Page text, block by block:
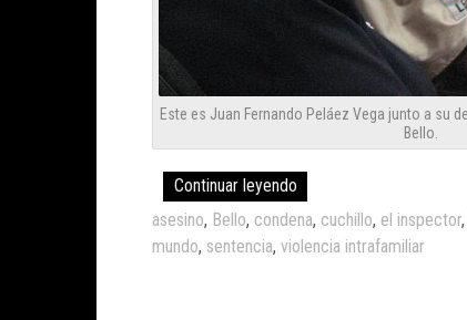
Este es Juan Fernando Peláez Vega junto a su
Bello.
Continuar leyendo
asesino, Bello, condena, cuchillo, el inspector,
mundo, sentencia, violencia intrafamiliar